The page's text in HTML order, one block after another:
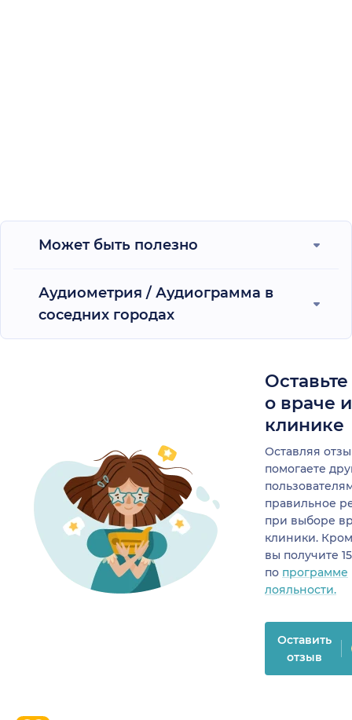
Может быть полезно
Аудиометрия / Аудиограмма в
соседних городах
о враче
клинике
Оставляя
помогаете
правильное
при выборе
клиники.
вы получите
по программе
лояльности.
Оставить
отзыв